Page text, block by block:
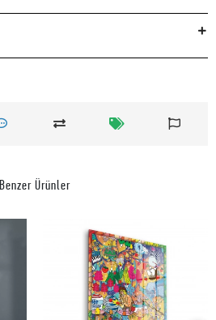
Benzer Ürünler